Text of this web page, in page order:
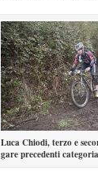
Luca Chiodi, terzo e
gare precedenti